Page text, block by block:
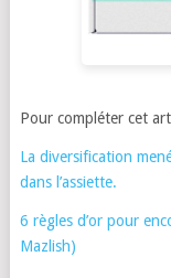
Pour compléter cet
La diversification
dans l’assiette.
6 règles d’or pour
Mazlish)